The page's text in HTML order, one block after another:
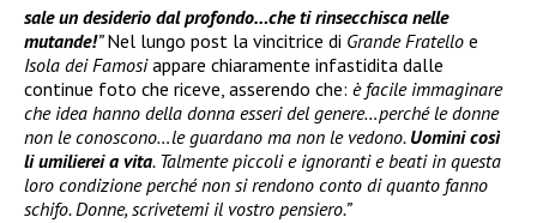
sale un desiderio dal profondo…che ti rinsecchisca nelle
mutande!”Nel lungo post la vincitrice di Grande Fratello e
Isola dei Famosiappare chiaramente infastidita dalle
continue foto che riceve, asserendo che: è facile immaginare
che idea hanno della donna esseri del genere…perché le donne
non le conoscono…le guardano ma non le vedono. Uomini così
li umilierei a vita. Talmente piccoli e ignoranti e beati in questa
loro condizione perché non si rendono conto di quanto fanno
schifo. Donne, scrivetemi il vostro pensiero.”